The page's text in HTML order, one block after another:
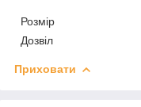
Розмір
Дозвіл
Приховати